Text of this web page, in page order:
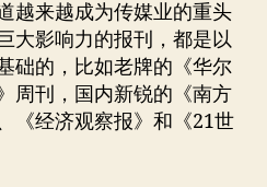
越来越成为传媒业的重头
大影响力的报刊，都是以
础的，比如老牌的《华尔
周刊，国内新锐的《南方
《经济观察报》和《21世